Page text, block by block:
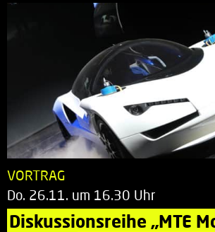
VORTRAG
Do. 26.11. um 16.30 Uhr
Diskussionsreihe „MTE